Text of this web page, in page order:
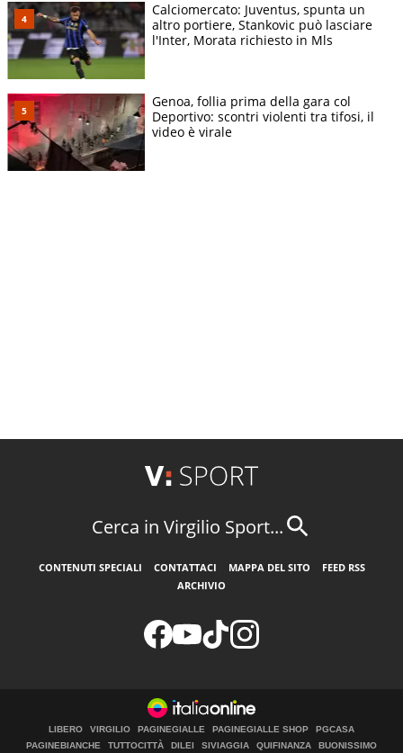
Calciomercato: Juventus, spunta un
altro portiere, Stankovic può lasciare
l'Inter, Morata richiesto in Mls
Genoa, follia prima della gara col
Deportivo: scontri violenti tra tifosi, il
video è virale
Cerca in Virgilio Sport...
CONTENUTI SPECIALI CONTATTACI MAPPA DEL SITO
FEED RSS
ARCHIVIO
LIBERO VIRGILIO PAGINEGIALLE PAGINEGIALLE SHOP
PGCASA
PAGINEBIANCHE
TUTTOCITTÀ DILEI SIVIAGGIA QUIFINANZA BUONISSIMO